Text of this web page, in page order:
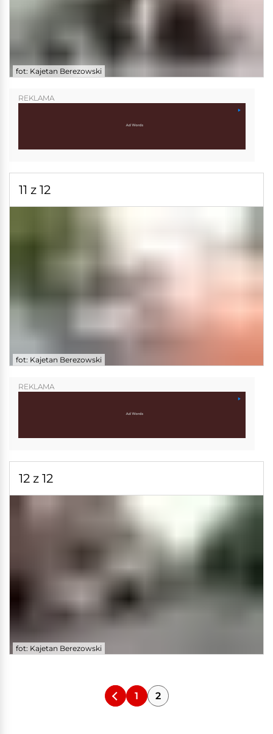
fot: Kajetan Berezowski
REKLAMA
11 z 12
fot: Kajetan Berezowski
REKLAMA
12 z 12
fot: Kajetan Berezowski
1 2